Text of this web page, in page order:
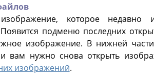
которое недавно
подменю последних
изображение. В нижней
вам нужно снова открыть
изображений.